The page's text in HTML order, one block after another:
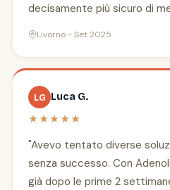
decisamente più sicuro di
Livorno - Set 2025
LG Luca G.
★★★★★
"Avevo tentato diverse
senza successo. Con
già dopo le prime 2